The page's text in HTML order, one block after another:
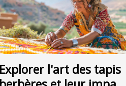
Explorer l'art des tapis